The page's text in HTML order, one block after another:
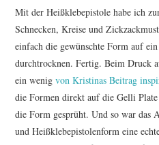
Mit der Heißklebepistole habe ich
Schnecken, Kreise und
einfach die gewünschte Form auf
durchtrocknen. Fertig. Beim Druck
ein wenigvon Kristinas Beitrag
die Formen direkt auf die Gelli
die Form gesprüht. Und so war
und Heißklebepistolenform eine